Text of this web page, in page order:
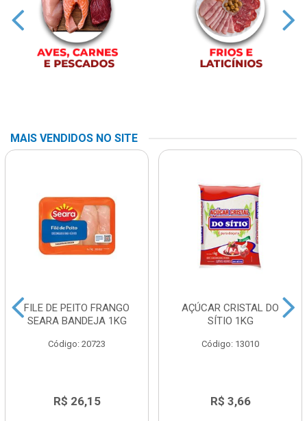
MAIS VENDIDOS NO SITE
FILE DE PEITO FRANGO
SEARA BANDEJA 1KG
Código: 20723
R$ 26,15
AÇÚCAR CRISTAL DO
SÍTIO 1KG
Código: 13010
R$ 3,66